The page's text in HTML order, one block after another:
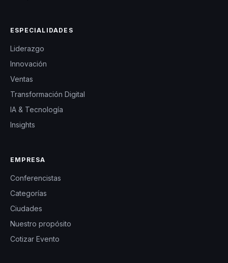
ESPECIALIDADES
Liderazgo
Innovación
Ventas
Transformación Digital
IA & Tecnología
Insights
EMPRESA
Conferencistas
Categorías
Ciudades
Nuestro propósito
Cotizar Evento